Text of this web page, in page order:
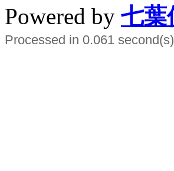
Powered by 七葉
Processed in 0.061